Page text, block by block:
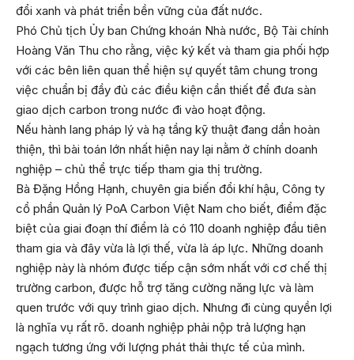
đổi xanh và phát triển bền vững của đất nước.
Phó Chủ tịch Ủy ban Chứng khoán Nhà nước, Bộ Tài chính
Hoàng Văn Thu cho rằng, việc ký kết và tham gia phối hợp
với các bên liên quan thể hiện sự quyết tâm chung trong
việc chuẩn bị đầy đủ các điều kiện cần thiết để đưa sàn
giao dịch carbon trong nước đi vào hoạt động.
Nếu hành lang pháp lý và hạ tầng kỹ thuật đang dần hoàn
thiện, thì bài toán lớn nhất hiện nay lại nằm ở chính doanh
nghiệp – chủ thể trực tiếp tham gia thị trường.
Bà Đặng Hồng Hạnh, chuyên gia biến đổi khí hậu, Công ty
cổ phần Quản lý PoA Carbon Việt Nam cho biết, điểm đặc
biệt của giai đoạn thí điểm là có 110 doanh nghiệp đầu tiên
tham gia và đây vừa là lợi thế, vừa là áp lực. Những doanh
nghiệp này là nhóm được tiếp cận sớm nhất với cơ chế thị
trường carbon, được hỗ trợ tăng cường năng lực và làm
quen trước với quy trình giao dịch. Nhưng đi cùng quyền lợi
là nghĩa vụ rất rõ. doanh nghiệp phải nộp trả lượng hạn
ngạch tương ứng với lượng phát thải thực tế của mình.